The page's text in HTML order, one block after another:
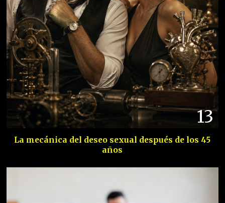
13
La mecánica del deseo sexual después de los 45
años